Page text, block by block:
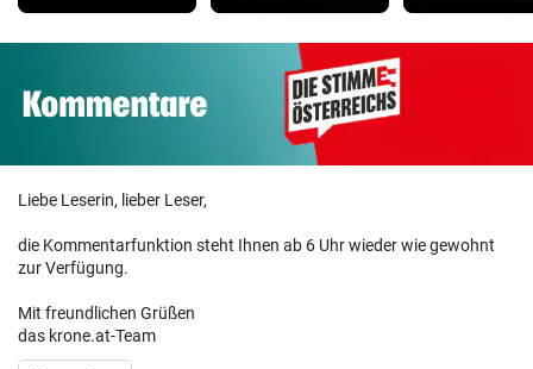
Liebe Leserin, lieber Leser,
die Kommentarfunktion steht Ihnen ab 6 Uhr wieder wie gewohnt
zur Verfügung.
Mit freundlichen Grüßen
das krone.at-Team